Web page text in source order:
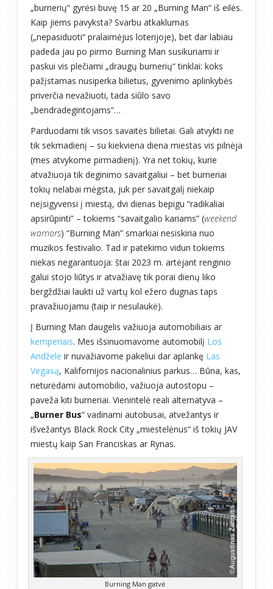
„burnerių“ gyrėsi buvę 15 ar 20 „Burning Man“ iš eilės.
Kaip jiems pavyksta? Svarbu atkaklumas
(„nepasiduoti“ pralaimėjus loterijoje), bet dar labiau
padeda jau po pirmo Burning Man susikuriami ir
paskui vis plečiami „draugų burnerių“ tinklai: koks
pažįstamas nusiperka bilietus, gyvenimo aplinkybės
priverčia nevažiuoti, tada siūlo savo
„bendradegintojams“…
Parduodami tik visos savaitės bilietai. Gali atvykti ne
tik sekmadienį – su kiekviena diena miestas vis pilnėja
(mes atvykome pirmadienį). Yra net tokių, kurie
atvažiuoja tik deginimo savaitgaliui – bet burneriai
tokių nelabai mėgsta, juk per savaitgalį niekaip
neįsigyvensi į miestą, dvi dienas bepigu “radikaliai
apsirūpinti” – tokiems “savaitgalio kariams” (weekend
warriors) “Burning Man” smarkiai nesiskiria nuo
muzikos festivalio. Tad ir patekimo vidun tokiems
niekas negarantuoja: štai 2023 m. artėjant renginio
galui stojo liūtys ir atvažiavę tik porai dienų liko
bergždžiai laukti už vartų kol ežero dugnas taps
pravažiuojamu (taip ir nesulaukė).
Į Burning Man daugelis važiuoja automobiliais ar
kemperiais. Mes išsinuomavome automobilį Los
Andžele ir nuvažiavome pakeliui dar aplankę Las
Vegasą, Kalifornijos nacionalinius parkus… Būna, kas,
neturėdami automobilio, važiuoja autostopu –
paveža kiti burneriai. Vienintelė reali alternatyva –
„Burner Bus“ vadinami autobusai, atvežantys ir
išvežantys Black Rock City „miestelėnus“ iš tokių JAV
miestų kaip San Franciskas ar Rynas.
Burning Man gatvė